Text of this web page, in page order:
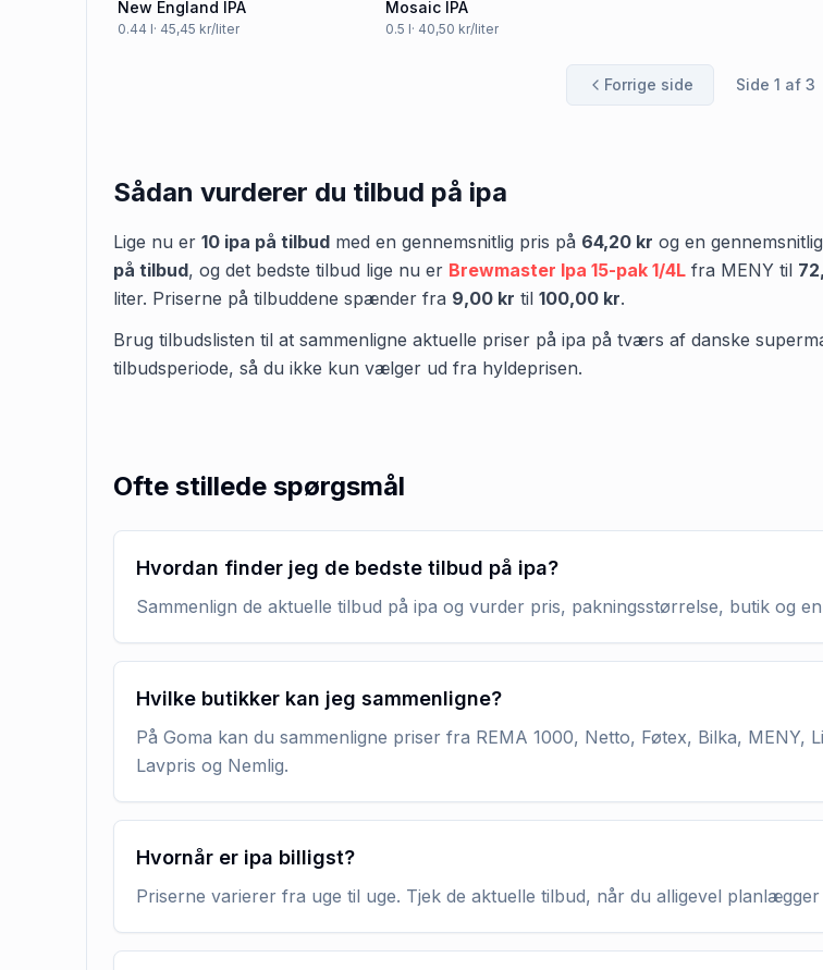
New England IPA
0.44 l· 45,45 kr/liter
Mosaic IPA
0.5 l· 40,50 kr/liter
Forrige side Side 1 af 3
Sådan vurderer du tilbud på ipa
Lige nu er 10 ipa på tilbud med en gennemsnitlig pris på 64,20 kr og en
på tilbud, og det bedste tilbud lige nu er Brewmaster Ipa 15-pak 1/4L fra MENY til
liter. Priserne på tilbuddene spænder fra 9,00 kr til 100,00 kr.
Brug tilbudslisten til at sammenligne aktuelle priser på ipa på tværs af danske
tilbudsperiode, så du ikke kun vælger ud fra hyldeprisen.
Ofte stillede spørgsmål
Hvordan finder jeg de bedste tilbud på ipa?
Sammenlign de aktuelle tilbud på ipa og vurder pris, pakningsstørrelse, butik og
Hvilke butikker kan jeg sammenligne?
På Goma kan du sammenligne priser fra REMA 1000, Netto, Føtex, Bilka,
Lavpris og Nemlig.
Hvornår er ipa billigst?
Priserne varierer fra uge til uge. Tjek de aktuelle tilbud, når du alligevel